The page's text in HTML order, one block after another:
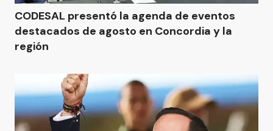
CODESAL presentó la agenda de eventos
destacados de agosto en Concordia y la
región